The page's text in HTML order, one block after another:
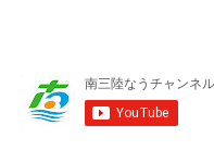
ら
調